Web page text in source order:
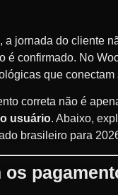
a jornada do cliente
é confirmado. No
que
correta não é
usuário. Abaixo,
brasileiro para